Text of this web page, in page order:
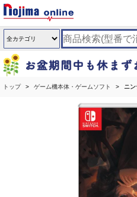
トップ ゲーム機本体・ゲームソフト ニ